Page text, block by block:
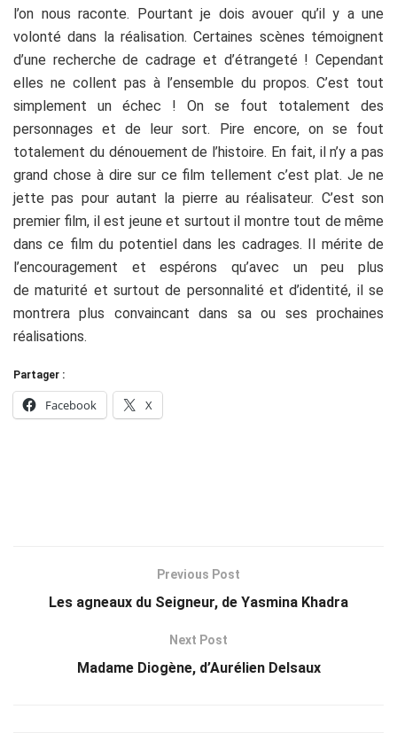
l’on nous raconte. Pourtant je dois avouer qu’il y a une
volonté dans la réalisation. Certaines scènes témoignent
d’une recherche de cadrage et d’étrangeté ! Cependant
elles ne collent pas à l’ensemble du propos. C’est tout
simplement un échec ! On se fout totalement des
personnages et de leur sort. Pire encore, on se fout
totalement du dénouement de l’histoire. En fait, il n’y a pas
grand chose à dire sur ce film tellement c’est plat. Je ne
jette pas pour autant la pierre au réalisateur. C’est son
premier film, il est jeune et surtout il montre tout de même
dans ce film du potentiel dans les cadrages. Il mérite de
l’encouragement et espérons qu’avec un peu plus
de maturité et surtout de personnalité et d’identité, il se
montrera plus convaincant dans sa ou ses prochaines
réalisations.
Partager :
Facebook X
Previous Post
Les agneaux du Seigneur, de Yasmina Khadra
Next Post
Madame Diogène, d’Aurélien Delsaux